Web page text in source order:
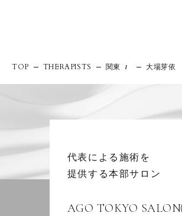
TOP THERAPISTS 関東 / 大場芽依
代表による施術を
提供する本部サロン
AGO TOKYO SALON